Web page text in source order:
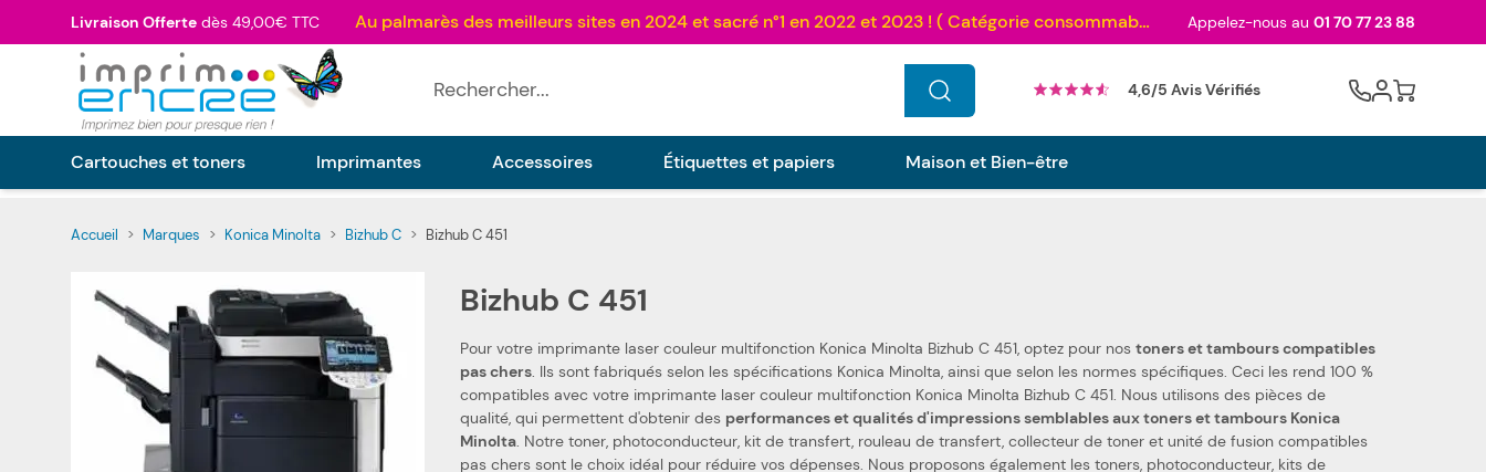
Livraison Offerte dès 49,00€ TTC Au palmarès des meilleurs sites en 2024 et sacré n°1 en 2022 et 2023 ! ( Catégorie consommables) Appelez-nous au 01 70 77 23 88
4,6/5 Avis Vérifiés Cart
Cartouches et toners Imprimantes Accessoires Étiquettes et papiers Maison et Bien-être
Accueil > Marques > Konica Minolta > Bizhub C > Bizhub C 451
Bizhub C 451
Pour votre imprimante laser couleur multifonction Konica Minolta Bizhub C 451, optez pour nos toners et tambours compatibles
pas chers. Ils sont fabriqués selon les spécifications Konica Minolta, ainsi que selon les normes spécifiques. Ceci les rend 100 %
compatibles avec votre imprimante laser couleur multifonction Konica Minolta Bizhub C 451. Nous utilisons des pièces de
qualité, qui permettent d'obtenir des performances et qualités d'impressions semblables aux toners et tambours Konica
Minolta. Notre toner, photoconducteur, kit de transfert, rouleau de transfert, collecteur de toner et unité de fusion compatibles
pas chers sont le choix idéal pour réduire vos dépenses. Nous proposons également les toners, photoconducteur, kits de